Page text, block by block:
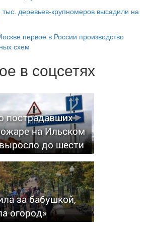
деревьев-крупномеров высадили на
первое в России производство
схем
в соцсетях
пострадавших
на Ильском
до шести
за бабушкой,
огород»